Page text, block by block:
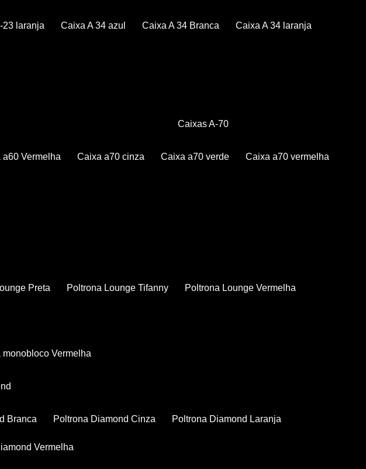
23 laranja Caixa A 34 azul Caixa A 34 Branca Caixa A 34 laranja
a60 Vermelha
Caixas A-70
Caixa a70 cinza Caixa a70 verde Caixa a70 vermelha
Preta Poltrona Lounge Tifanny Poltrona Lounge Vermelha
monobloco Vermelha
Branca Poltrona Diamond Cinza Poltrona Diamond Laranja
Vermelha